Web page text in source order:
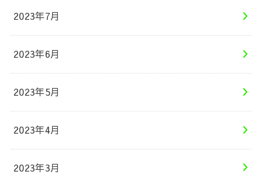
2023年7月
2023年6月
2023年5月
2023年4月
2023年3月